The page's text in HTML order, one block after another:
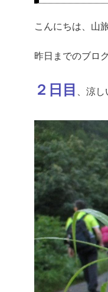
こんにちは、山
昨日までのブロ
２日目 、涼